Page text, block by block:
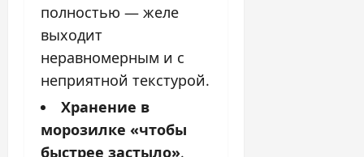
полностью — желе
выходит
неравномерным и с
неприятной текстурой.
Хранение в
морозилке «чтобы
быстрее застыло».